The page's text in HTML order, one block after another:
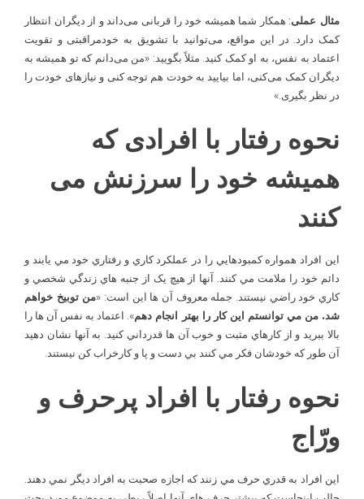
مثال عملی: همکار شما همیشه خود را قربانی می‌داند و از دیگران انتظار
کمک دارد. در این مواقع، می‌توانید با تشویق به خودمراقبتی و تقویت
اعتماد به نفس، به او کمک کنید. مثلاً بگویید: «من می‌دانم که تو همیشه به
دیگران کمک می‌کنی، اما بیایید به خودت هم توجه کنی و نیازهای خودت را
در نظر بگیری.»
نحوه رفتار با افرادی که
همیشه خود را سرزنش می
کنند
اين افراد همواره کمبودهايي را در عملکرد کاري و رفتاري خود مي يابند و
دائم خود را ملامت مي کنند. آنها از هيچ يک از جنبه هاي زندگي شخصي و
کاري خود راضي نيستند. جمله معروف آن ها این است: «من توبيخ خواهم
شد. من مي توانستم اين کار را بهتر انجام دهم». اعتماد به نفس آن ها را
بالا ببريد و از کارهاي مثبت و خوب آن ها قدرداني کنيد. به آنها نشان دهيد
آن طور که خودشان فکر مي کنند بي ­دست و پا و کارخراب ­کن نيستند.
نحوه رفتار با افراد پرحرف و
ورّاج
اين افراد به قدري حرف مي­ زنند که اجازه صحبت به افراد ديگر نمي­ دهند.